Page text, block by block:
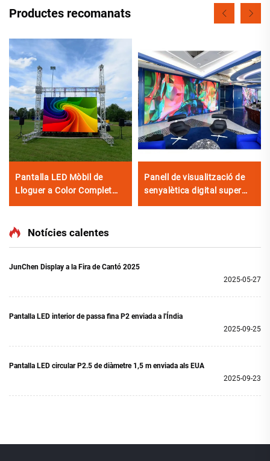
Productes recomanats
Pantalla LED Mòbil de
Lloguer a Color Complet
Panell de visualització de
senyalètica digital super
Notícies calentes
JunChen Display a la Fira de Cantó 2025
2025-05-27
Pantalla LED interior de passa fina P2 enviada a l'Índia
2025-09-25
Pantalla LED circular P2.5 de diàmetre 1,5 m enviada als EUA
2025-09-23